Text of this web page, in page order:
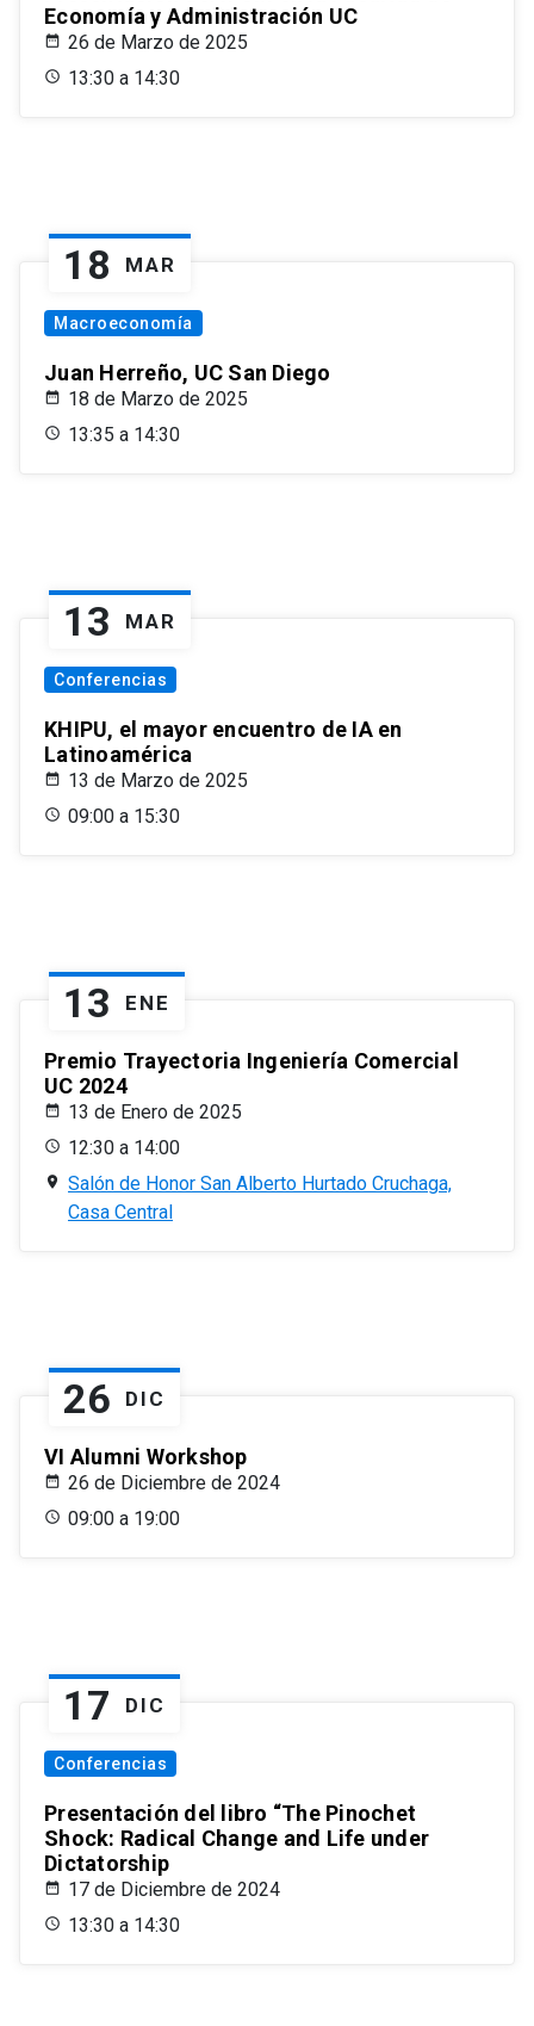
Economía y Administración UC
26 de Marzo de 2025
13:30 a 14:30
18 MAR
Macroeconomía
Juan Herreño, UC San Diego
18 de Marzo de 2025
13:35 a 14:30
13 MAR
Conferencias
KHIPU, el mayor encuentro de IA en
Latinoamérica
13 de Marzo de 2025
09:00 a 15:30
13 ENE
Premio Trayectoria Ingeniería Comercial
UC 2024
13 de Enero de 2025
12:30 a 14:00
Salón de Honor San Alberto Hurtado Cruchaga,
Casa Central
26 DIC
VI Alumni Workshop
26 de Diciembre de 2024
09:00 a 19:00
17 DIC
Conferencias
Presentación del libro “The Pinochet
Shock: Radical Change and Life under
Dictatorship
17 de Diciembre de 2024
13:30 a 14:30